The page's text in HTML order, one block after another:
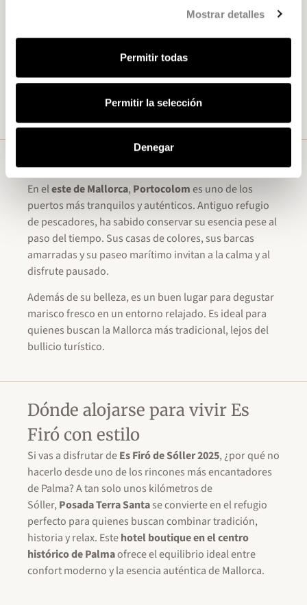
Mostrar detalles
Permitir todas
Permitir la selección
Denegar
Respeta las tradiciones localesy deja que los
es también una celebración muy arraigada.
Prepárate para la pólvora, los disparos y el
bullicio. Si vas con niños pequeños, tenlo en
Portocolom
En eleste de Mallorca, Portocolomes uno de los
puertos más tranquilos y auténticos. Antiguo refugio
de pescadores, ha sabido conservar su esencia pese al
paso del tiempo. Sus casas de colores, sus barcas
amarradas y su paseo marítimo invitan a la calma y al
disfrute pausado.
Además de su belleza, es un buen lugar para degustar
marisco fresco en un entorno relajado. Es ideal para
quienes buscan la Mallorca más tradicional, lejos del
bullicio turístico.
Dónde alojarse para vivir Es
Firó con estilo
Si vas a disfrutar deEs Firó de Sóller 2025, ¿por qué no
hacerlo desde uno de los rincones más encantadores
de Palma? A tan solo unos kilómetros de
Sóller, Posada Terra Santase convierte en el refugio
perfecto para quienes buscan combinar tradición,
historia y relax. Estehotel boutique en el centro
histórico de Palmaofrece el equilibrio ideal entre
confort moderno y la esencia auténtica de Mallorca.